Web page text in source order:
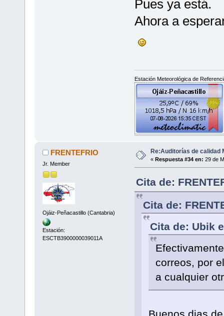
Pues ya está.
Ahora a
Estación Meteorológica de
FRENTEFRIO
Jr. Member
Ojáiz-Peñacastillo (Cantabria)
Estación:
ESCTB3900000039011A
Re:Auditorías de calidad
« Respuesta #34 en: 29 de
Cita de:
Cita de:
Cita de: Ubik
correos, por
a cualquier